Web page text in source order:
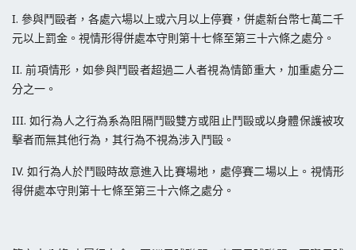
I. 參與鬥毆者，各處六場以上或六月以上停賽，併處新台幣七萬二千
元以上罰金。視情形得併處本守則第十七條至第三十六條之處分。
II. 前項情形，如參與鬥毆者超過二人者視為情節重大，加重處分二
分之一。
III. 如行為人之行為系為阻隔鬥毆雙方或阻止鬥毆或以身體保護被攻
擊者而無其他行為，其行為不視為涉入鬥毆。
IV. 如行為人於鬥毆時故意進入比賽場地，處停賽二場以上。視情形
得併處本守則第十七條至第三十六條之處分。